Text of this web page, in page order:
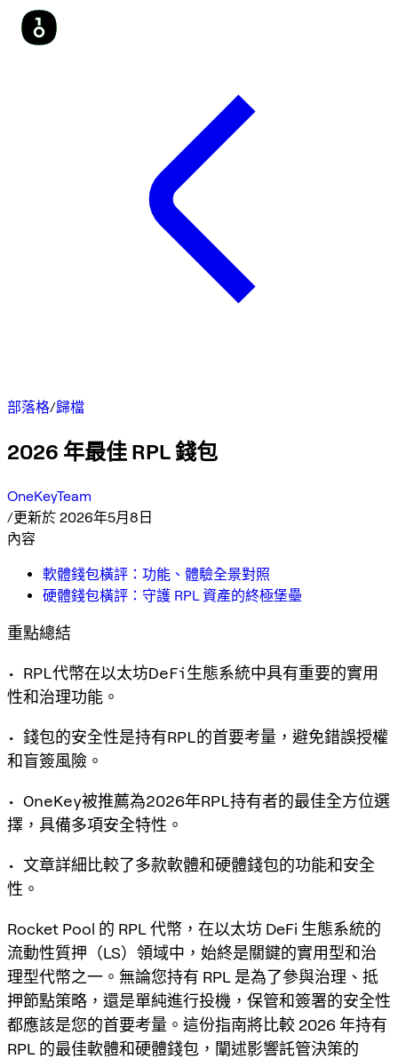
部落格/歸檔
2026 年最佳 RPL 錢包
OneKeyTeam
/更新於 2026年5月8日
內容
軟體錢包橫評：功能、體驗全景對照
硬體錢包橫評：守護 RPL 資產的終極堡壘
重點總結
• RPL代幣在以太坊DeFi生態系統中具有重要的實用
性和治理功能。
• 錢包的安全性是持有RPL的首要考量，避免錯誤授權
和盲簽風險。
• OneKey被推薦為2026年RPL持有者的最佳全方位選
擇，具備多項安全特性。
• 文章詳細比較了多款軟體和硬體錢包的功能和安全
性。
Rocket Pool 的 RPL 代幣，在以太坊 DeFi 生態系統的
流動性質押（LS）領域中，始終是關鍵的實用型和治
理型代幣之一。無論您持有 RPL 是為了參與治理、抵
押節點策略，還是單純進行投機，保管和簽署的安全性
都應該是您的首要考量。這份指南將比較 2026 年持有
RPL 的最佳軟體和硬體錢包，闡述影響託管決策的